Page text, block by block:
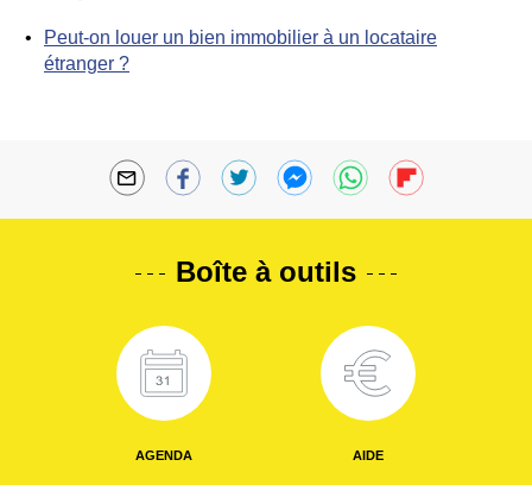
Peut-on louer un bien immobilier à un locataire
étranger ?
Boîte à outils
AGENDA AIDE